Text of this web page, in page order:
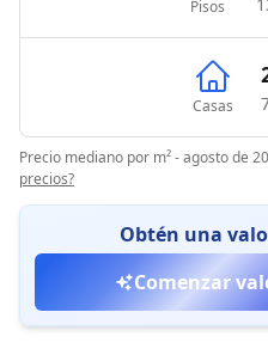
Pisos
Casas
Precio mediano por m² - agosto de
precios?
Obtén una
Comenzar